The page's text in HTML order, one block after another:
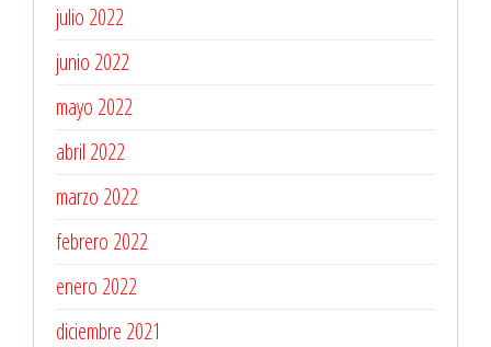
julio 2022
junio 2022
mayo 2022
abril 2022
marzo 2022
febrero 2022
enero 2022
diciembre 2021